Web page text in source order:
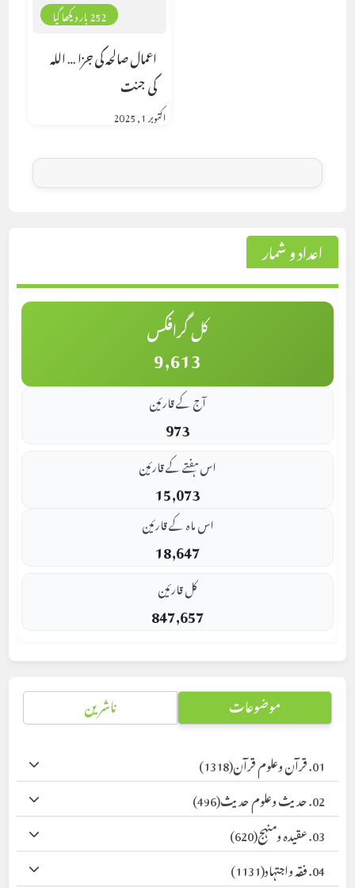
252 بار دیکھا گیا
اعمال صالحہ کی جزا … اللہ
کی جنت
اکتوبر 1, 2025
اعداد و شمار
کل گرافکس
9,613
آج کے قارئین
973
اس ہفتے کے قارئین
15,073
اس ماہ کے قارئین
18,647
کل قارئین
847,657
موضوعات ناشرین
01. قرآن وعلوم قرآن
(1318)
02. حدیث وعلوم حدیث
(496)
03. عقیدہ ومنہج
(620)
04. فقہ واجتہاد
(1131)